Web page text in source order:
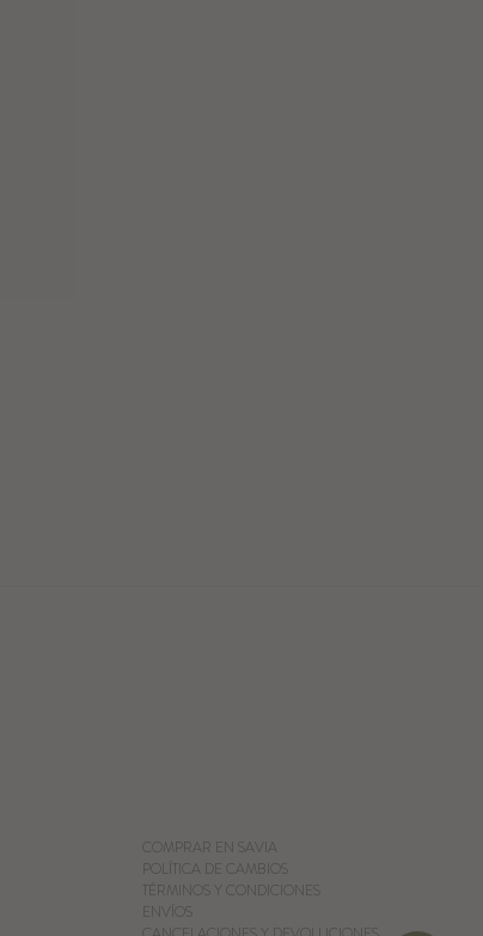
COMPRAR EN SAVIA
POLÍTICA DE CAMBIOS
TÉRMINOS Y CONDICIONES
ENVÍOS